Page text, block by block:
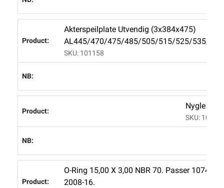
Akterspeilplate Utvendig (3x384x475)
AL445/470/475/485/505/515/525/535/
SKU: 101158
Nygle
SKU:
O-Ring 15,00 X 3,00 NBR 70. Passer 107456
2008-16.